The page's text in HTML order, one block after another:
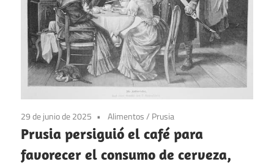
29 de junio de 2025 Alimentos/ Prusia
Prusia persiguió el café para
favorecer el consumo de cerveza,